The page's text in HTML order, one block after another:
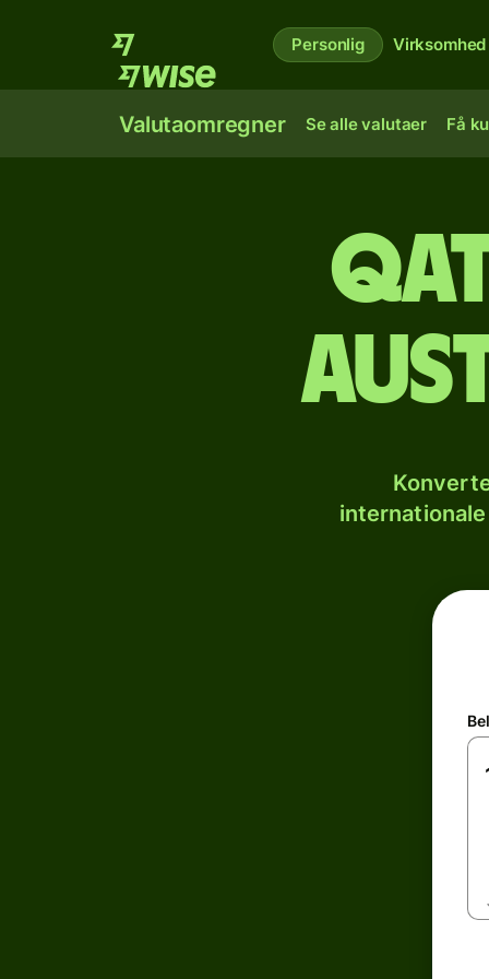
Personlig Virksomhed
Valutaomregner Se alle valutaer Få